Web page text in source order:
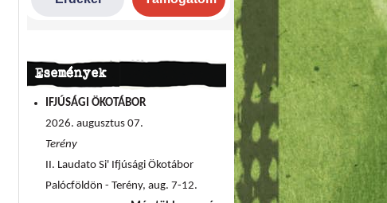
Események
IFJÚSÁGI ÖKOTÁBOR
2026. augusztus 07.
Terény
II. Laudato Si' Ifjúsági Ökotábor
Palócföldön - Terény, aug. 7-12.